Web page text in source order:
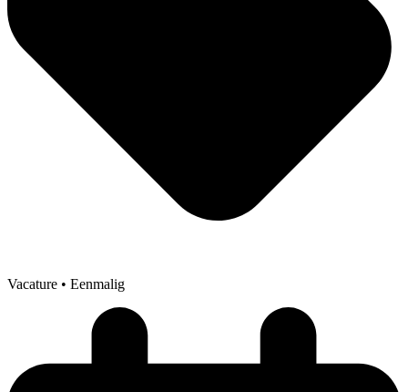
Vacature • Eenmalig